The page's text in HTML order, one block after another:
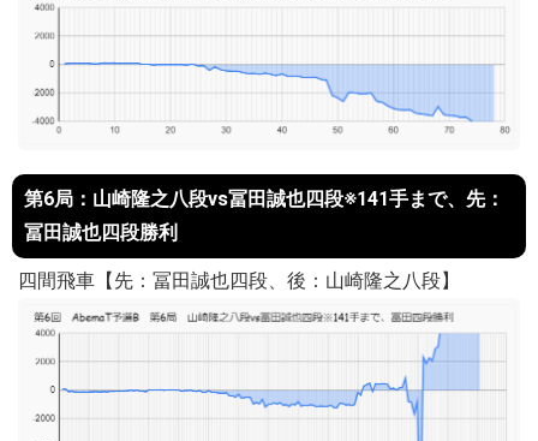
第6局：山崎隆之八段vs冨田誠也四段※141手まで、先：
冨田誠也四段勝利
四間飛車【先：冨田誠也四段、後：山崎隆之八段】